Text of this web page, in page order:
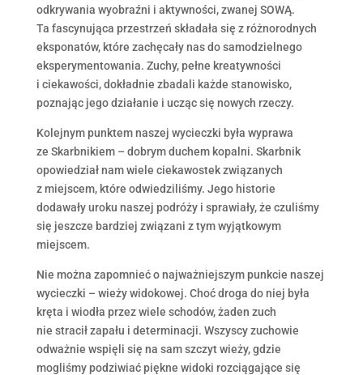
odkrywania wyobraźni i aktywności, zwanej SOWĄ.
Ta fascynująca przestrzeń składała się z różnorodnych
eksponatów, które zachęcały nas do samodzielnego
eksperymentowania. Zuchy, pełne kreatywności
i ciekawości, dokładnie zbadali każde stanowisko,
poznając jego działanie i ucząc się nowych rzeczy.
Kolejnym punktem naszej wycieczki była wyprawa
ze Skarbnikiem – dobrym duchem kopalni. Skarbnik
opowiedział nam wiele ciekawostek związanych
z miejscem, które odwiedziliśmy. Jego historie
dodawały uroku naszej podróży i sprawiały, że czuliśmy
się jeszcze bardziej związani z tym wyjątkowym
miejscem.
Nie można zapomnieć o najważniejszym punkcie naszej
wycieczki – wieży widokowej. Choć droga do niej była
kręta i wiodła przez wiele schodów, żaden zuch
nie stracił zapału i determinacji. Wszyscy zuchowie
odważnie wspięli się na sam szczyt wieży, gdzie
mogliśmy podziwiać piękne widoki rozciągające się